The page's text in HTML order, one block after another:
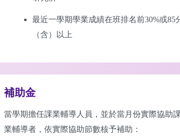
最近一學期學業成績在班排名前30%或85
（含）以上
補助金
當學期擔任課業輔導人員，並於當月份實際協助課
業輔導者，依實際協助節數核予補助：